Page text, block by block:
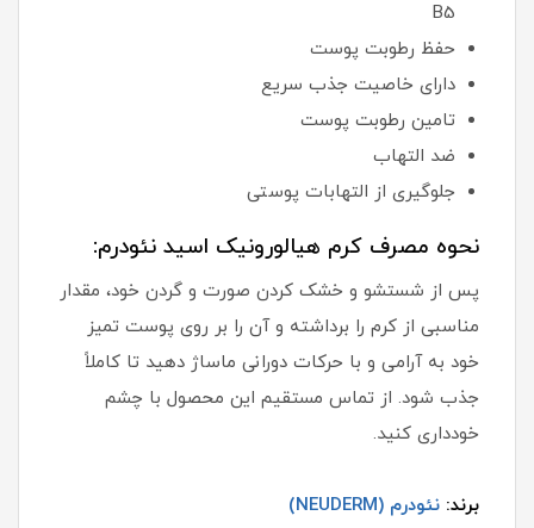
B5
حفظ رطوبت پوست
دارای خاصیت جذب سریع
تامین رطوبت پوست
ضد التهاب
جلوگیری از التهابات پوستی
نحوه مصرف کرم هیالورونیک اسید نئودرم:
پس از شستشو و خشک کردن صورت و گردن خود، مقدار
مناسبی از کرم را برداشته و آن را بر روی پوست تمیز
خود به آرامی و با حرکات دورانی ماساژ دهید تا کاملاً
جذب شود. از تماس مستقیم این محصول با چشم
خودداری کنید.
برند: نئودرم (NEUDERM)